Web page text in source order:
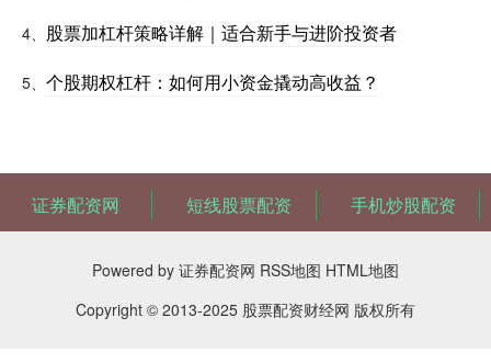
4、 股票加杠杆策略详解｜适合新手与进阶投资者
5、 个股期权杠杆：如何用小资金撬动高收益？
证券配资网 短线股票配资 手机炒股配资
Powered by 证券配资网 RSS地图 HTML地图
Copyright © 2013-2025 股票配资财经网 版权所有